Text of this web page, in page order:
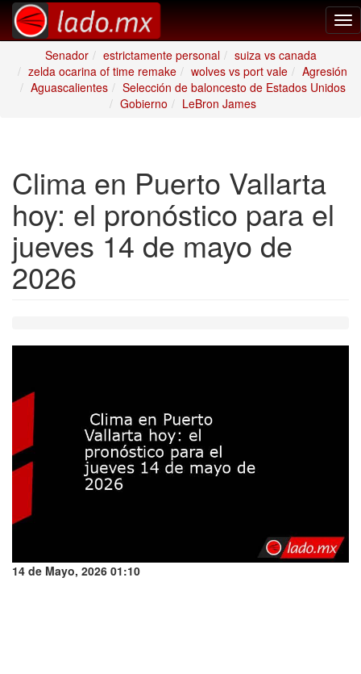
Senador
estrictamente personal
suiza vs canada
zelda ocarina of time remake
wolves vs port vale
Agresión
Aguascalientes
Selección de baloncesto de Estados Unidos
Gobierno
LeBron James
Clima en Puerto Vallarta
hoy: el pronóstico para el
jueves 14 de mayo de
2026
14 de Mayo, 2026 01:10